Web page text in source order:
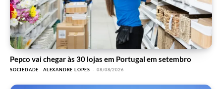
Pepco vai chegar às 30 lojas em Portugal em setembro
SOCIEDADE ALEXANDRE LOPES - 08/08/2026